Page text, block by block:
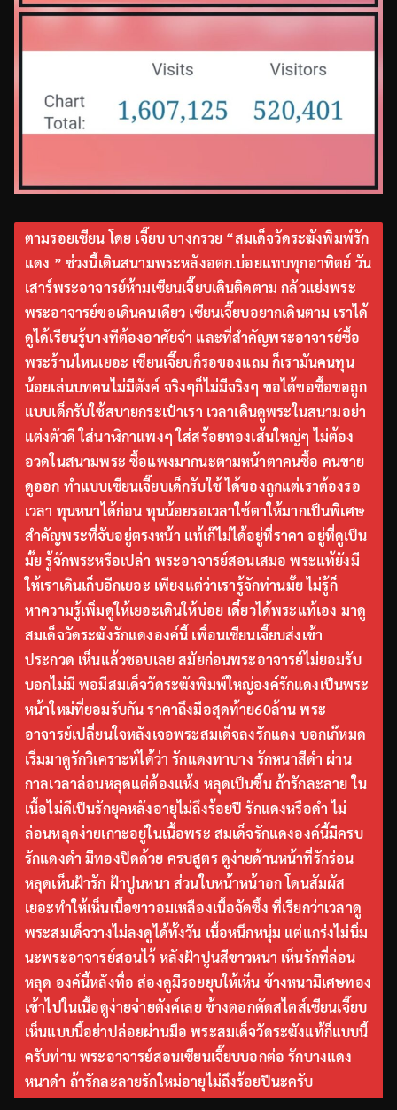
ตามรอยเซียน โดย เจี๊ยบ บางกรวย “สมเด็จวัดระฆังพิมพ์รัก
แดง ” ช่วงนี้เดินสนามพระหลังอตก.บ่อยแทบทุกอาทิตย์ วัน
เสาร์พระอาจารย์ห้ามเซียนเจี๊ยบเดินติดตาม กลัวแย่งพระ
พระอาจารย์ขอเดินคนเดียว เซียนเจี๊ยบอยากเดินตาม เราได้
ดูได้เรียนรู้บางทีต้องอาศัยจำ และที่สำคัญพระอาจารย์ซื้อ
พระร้านไหนเยอะ เซียนเจี๊ยบก็รอของแถม ก็เรามันคนทุน
น้อยเล่นบทคนไม่มีตังค์ จริงๆก็ไม่มีจริงๆ ขอได้ขอซื้อขอถูก
แบบเด็กรับใช้สบายกระเป๋าเรา เวลาเดินดูพระในสนามอย่า
แต่งตัวดี ใส่นาฬิกาแพงๆ ใส่สร้อยทองเส้นใหญ่ๆ ไม่ต้อง
อวดในสนามพระ ซื้อแพงมากนะตามหน้าตาคนซื้อ คนขาย
ดูออก ทำแบบเซียนเจี๊ยบเด็กรับใช้ ได้ของถูกแต่เราต้องรอ
เวลา ทุนหนาได้ก่อน ทุนน้อยรอเวลาใช้ตาให้มากเป็นพิเศษ
สำคัญพระที่จับอยู่ตรงหน้า แท้เก๊ไม่ได้อยู่ที่ราคา อยู่ที่ดูเป็น
มั้ย รู้จักพระหรือเปล่า พระอาจารย์สอนเสมอ พระแท้ยังมี
ให้เราเดินเก็บอีกเยอะ เพียงแต่ว่าเรารู้จักท่านมั้ย ไม่รู้ก็
หาความรู้เพิ่มดูให้เยอะเดินให้บ่อย เดี๋ยวได้พระแท้เอง มาดู
สมเด็จวัดระฆังรักแดงองค์นี้ เพื่อนเซียนเจี๊ยบส่งเข้า
ประกวด เห็นแล้วชอบเลย สมัยก่อนพระอาจารย์ไม่ยอมรับ
บอกไม่มี พอมีสมเด็จวัดระฆังพิมพ์ใหญ่องค์รักแดงเป็นพระ
หน้าใหม่ที่ยอมรับกัน ราคาถึงมือสุดท้าย60ล้าน พระ
อาจารย์เปลี่ยนใจหลังเจอพระสมเด็จลงรักแดง บอกเก๊หมด
เริ่มมาดูรักวิเคราะห์ได้ว่า รักแดงทาบาง รักหนาสีดำ ผ่าน
กาลเวลาล่อนหลุดแต่ต้องแห้ง หลุดเป็นชิ้น ถ้ารักละลาย ใน
เนื้อไม่ดีเป็นรักยุคหลังอายุไม่ถึงร้อยปี รักแดงหรือดำ ไม่
ล่อนหลุดง่ายเกาะอยู่ในเนื้อพระ สมเด็จรักแดงองค์นี้มีครบ
รักแดงดำ มีทองปิดด้วย ครบสูตร ดูง่ายด้านหน้าที่รักร่อน
หลุดเห็นฝ้ารัก ฝ้าปูนหนา ส่วนใบหน้าหน้าอก โดนสัมผัส
เยอะทำให้เห็นเนื้อขาวอมเหลืองเนื้อจัดซึ้ง ที่เรียกว่าเวลาดู
พระสมเด็จวางไม่ลงดูได้ทั้งวัน เนื้อหนึกหนุ่ม แต่แกร่งไม่นิ่ม
นะพระอาจารย์สอนไว้ หลังฝ้าปูนสีขาวหนา เห็นรักที่ล่อน
หลุด องค์นี้หลังทื่อ ส่องดูมีรอยยุบให้เห็น ข้างหนามีเศษทอง
เข้าไปในเนื้อดูง่ายจ่ายตังค์เลย ข้างตอกตัดสไตส์เซียนเจี๊ยบ
เห็นแบบนี้อย่าปล่อยผ่านมือ พระสมเด็จวัดระฆังแท้ก็แบบนี้
ครับท่าน พระอาจารย์สอนเซียนเจี๊ยบบอกต่อ รักบางแดง
หนาดำ ถ้ารักละลายรักใหม่อายุไม่ถึงร้อยปีนะครับ